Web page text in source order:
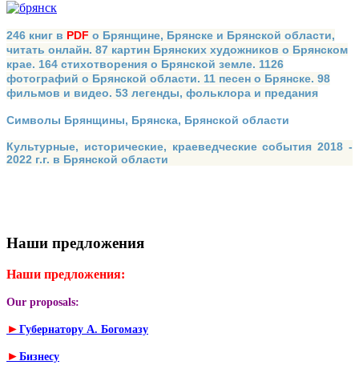
246 книг в PDF о Брянщине, Брянске и Брянской области,
читать онлайн. 87 картин Брянских художников о Брянском
крае. 164 стихотворения о Брянской земле. 1126
фотографий о Брянской области. 11 песен о Брянске. 98
фильмов и видео. 53 легенды, фольклора и предания
Символы Брянщины, Брянска, Брянской области
Культурные, исторические, краеведческие события 2018 -
2022 г.г. в Брянской области
Наши предложения
Наши предложения:
Our proposals:
► Губернатору А. Богомазу
► Бизнесу